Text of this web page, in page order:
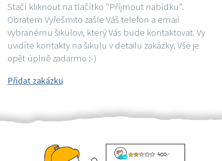
Stačí kliknout na tlačítko "Příjmout nabídku".
Obratem Vyřešmito zašle Váš telefon a email
vybranému šikulovi, který Vás bude kontaktovat. Vy
uvidíte kontakty na šikulu v detailu zakázky. Vše je
opět úplně zadarmo :-)
Přidat zakázku